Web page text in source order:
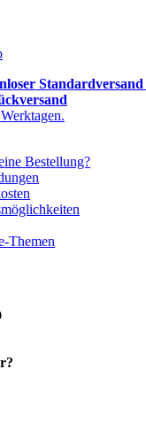
Standardversand
Bestellung?
Themen